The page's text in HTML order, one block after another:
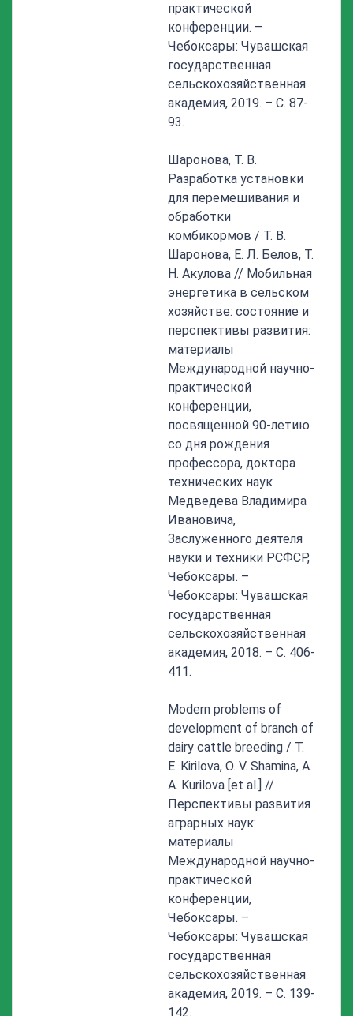
практической
конференции. –
Чебоксары: Чувашская
государственная
сельскохозяйственная
академия, 2019. – С. 87-
93.
Шаронова, Т. В.
Разработка установки
для перемешивания и
обработки
комбикормов / Т. В.
Шаронова, Е. Л. Белов, Т.
Н. Акулова // Мобильная
энергетика в сельском
хозяйстве: состояние и
перспективы развития:
материалы
Международной научно-
практической
конференции,
посвященной 90-летию
со дня рождения
профессора, доктора
технических наук
Медведева Владимира
Ивановича,
Заслуженного деятеля
науки и техники РСФСР,
Чебоксары. –
Чебоксары: Чувашская
государственная
сельскохозяйственная
академия, 2018. – С. 406-
411.
Modern problems of
development of branch of
dairy cattle breeding / T.
E. Kirilova, O. V. Shamina, A.
A. Kurilova [et al.] //
Перспективы развития
аграрных наук:
материалы
Международной научно-
практической
конференции,
Чебоксары. –
Чебоксары: Чувашская
государственная
сельскохозяйственная
академия, 2019. – С. 139-
142.